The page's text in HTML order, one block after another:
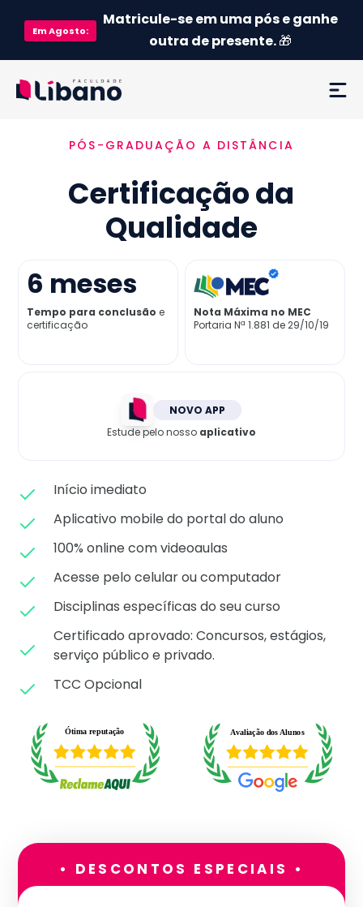
EmAgosto:
Matricule-se em uma pós e ganhe
outra de presente.🎁
Ementa
Como funciona
Credenciamento MEC
Preço
Já sou aluno
PÓS-GRADUAÇÃO A DISTÂNCIA
Certificação da
Qualidade
6 meses
Tempo para conclusão e
certificação
Nota Máxima no MEC
Portaria Nª 1.881 de 29/10/19
NOVO APP
Estude pelo nosso aplicativo
Início imediato
Aplicativo mobile do portal do aluno
100% online com videoaulas
Acesse pelo celular ou computador
Disciplinas específicas do seu curso
Certificado aprovado: Concursos, estágios,
serviço público e privado.
TCC Opcional
• DESCONTOS ESPECIAIS •